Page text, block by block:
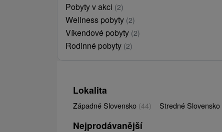
Pobyty v akci (2)
Wellness pobyty (2)
Víkendové pobyty (2)
Rodinné pobyty (2)
Lokalita
Západné Slovensko (44) Stredné Slovensko
Nejprodávanější